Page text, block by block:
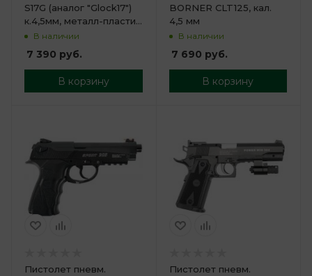
S17G (аналог "Glock17")
к.4,5мм, металл-пластик,
120 м/с, черн.
В наличии
7 390 руб.
В корзину
BORNER CLT125, кал.
4,5 мм
В наличии
7 690 руб.
В корзину
Пистолет пневм.
Пистолет пневм.